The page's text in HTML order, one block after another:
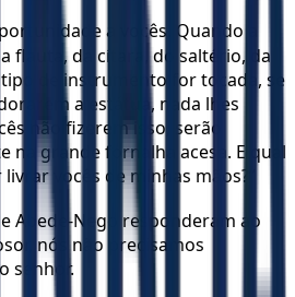
a vocês. Quando a
flauta, da cítara, do saltério, da
de instrumento for tocada, se
a estátua, nada lhes
não fizerem isso, serão
na grande fornalha acesa. E qual
vocês de minhas mãos?”
Abede-Nego responderam ao
nós não precisamos
senhor.